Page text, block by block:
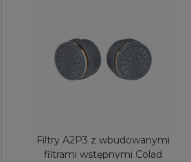
Filtry A2P3 z wbudowanymi
filtrami wstępnymi Colad